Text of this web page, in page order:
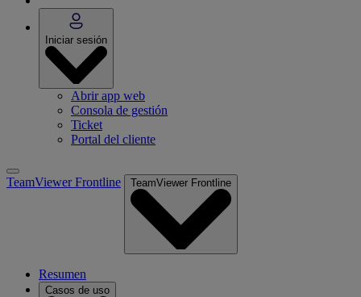
Iniciar sesión
Abrir app web
Consola de gestión
Ticket
Portal del cliente
TeamViewer Frontline TeamViewer Frontline
Resumen
Casos de uso